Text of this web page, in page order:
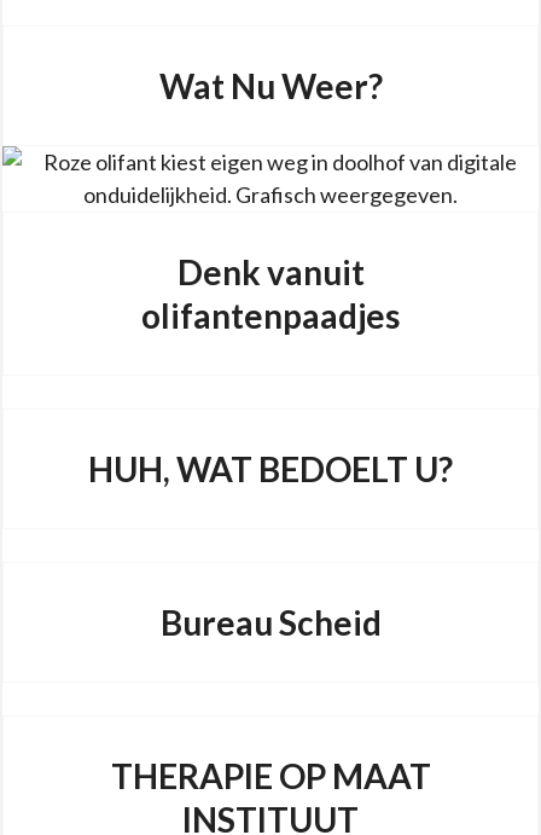
Wat Nu Weer?
Denk vanuit
olifantenpaadjes
HUH, WAT BEDOELT U?
Bureau Scheid
THERAPIE OP MAAT
INSTITUUT